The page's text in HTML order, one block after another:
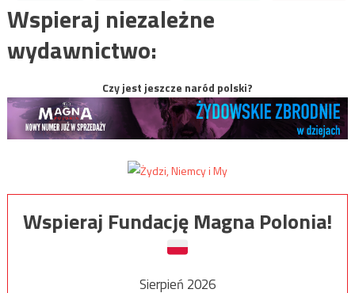
Wspieraj niezależne
wydawnictwo:
Czy jest jeszcze naród polski?
Wspieraj Fundację Magna Polonia!
Sierpień 2026